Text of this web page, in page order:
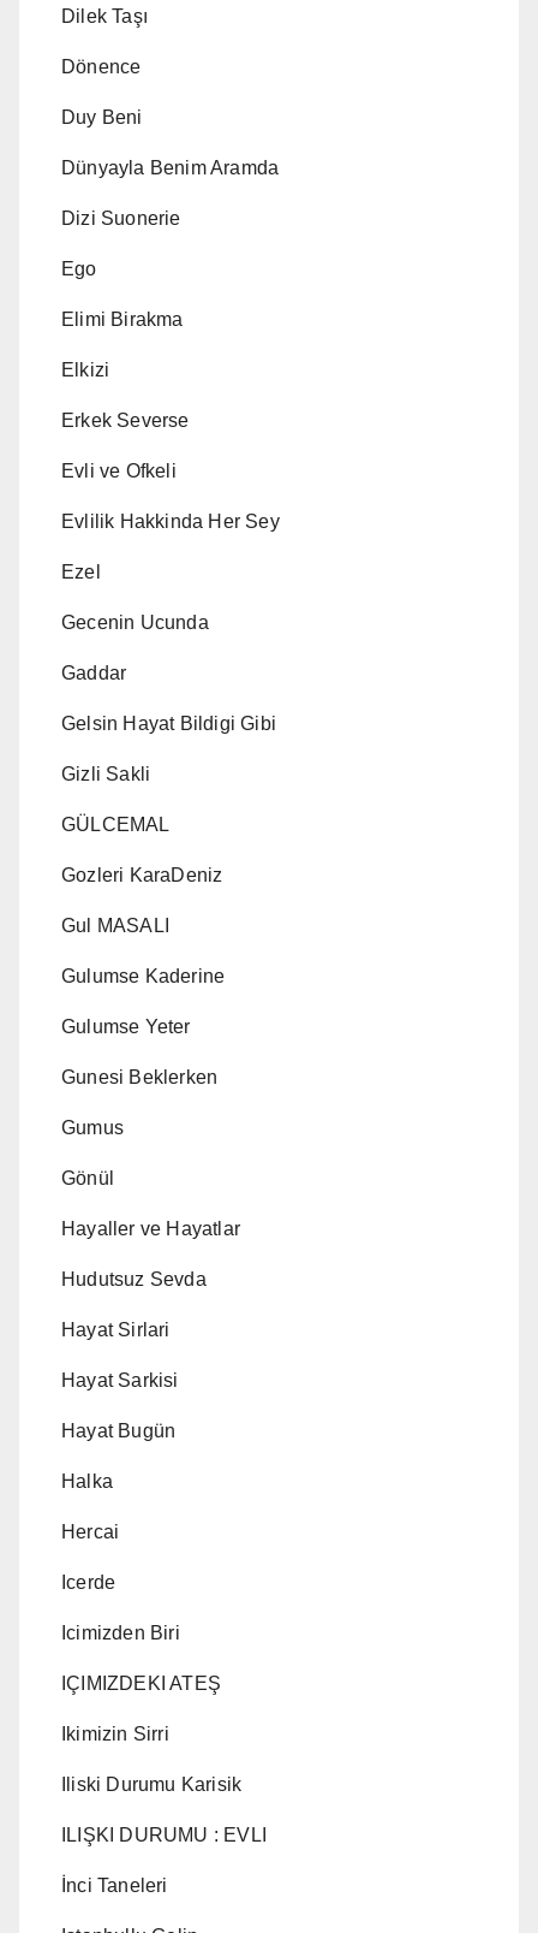
Dilek Taşı
Dönence
Duy Beni
Dünyayla Benim Aramda
Dizi Suonerie
Ego
Elimi Birakma
Elkizi
Erkek Severse
Evli ve Ofkeli
Evlilik Hakkinda Her Sey
Ezel
Gecenin Ucunda
Gaddar
Gelsin Hayat Bildigi Gibi
Gizli Sakli
GÜLCEMAL
Gozleri KaraDeniz
Gul MASALI
Gulumse Kaderine
Gulumse Yeter
Gunesi Beklerken
Gumus
Gönül
Hayaller ve Hayatlar
Hudutsuz Sevda
Hayat Sirlari
Hayat Sarkisi
Hayat Bugün
Halka
Hercai
Icerde
Icimizden Biri
IÇIMIZDEKI ATEŞ
Ikimizin Sirri
Iliski Durumu Karisik
ILIŞKI DURUMU : EVLI
İnci Taneleri